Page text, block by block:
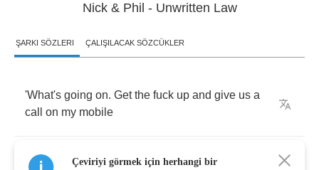
Nick & Phil - Unwritten Law
ŞARKI SÖZLERI ÇALIŞILACAK SÖZCÜKLER
'What's going on. Get the fuck up and give us a
call
on my mobile
phone I'm gonna have to phone you down
Çeviriyi görmek için herhangi bir